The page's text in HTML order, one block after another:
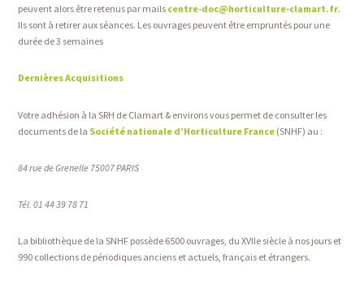
peuvent alors être retenus par mails centre-doc@horticulture-clamart.fr.
Ils sont à retirer aux séances. Les ouvrages peuvent être empruntés pour une
durée de 3 semaines
Dernières Acquisitions
Votre adhésion à la SRH de Clamart & environs vous permet de consulter les
documents de la Société nationale d’Horticulture France (SNHF) au :
84 rue de Grenelle 75007 PARIS
Tél. 01 44 39 78 71
La bibliothèque de la SNHF possède 6500 ouvrages, du XVIIe siècle à nos jours et
990 collections de périodiques anciens et actuels, français et étrangers.